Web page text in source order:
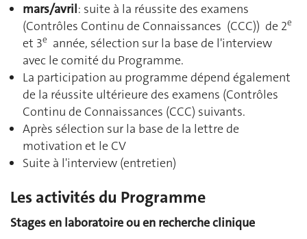
mars/avril: suite à la réussite des examens
(Contrôles Continu de Connaissances (CCC)) de 2e
et 3e année, sélection sur la base de l'interview
avec le comité du Programme.
La participation au programme dépend également
de la réussite ultérieure des examens (Contrôles
Continu de Connaissances (CCC) suivants.
Après sélection sur la base de la lettre de
motivation et le CV
Suite à l'interview (entretien)
Les activités du Programme
Stages en laboratoire ou en recherche clinique